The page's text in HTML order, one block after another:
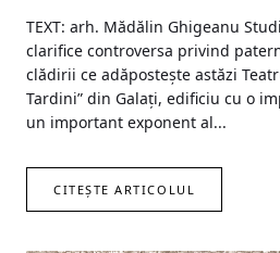
TEXT: arh. Mădălin Ghigeanu
clarifice controversa privind
clădirii ce adăpostește astăzi
Tardini” din Galați, edificiu cu o
un important exponent al...
CITEȘTE ARTICOLUL